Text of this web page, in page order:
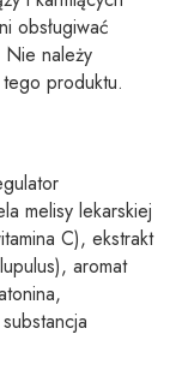
obsługiwać
Nie należy
produktu.
melisy lekarskiej
C), ekstrakt
aromat